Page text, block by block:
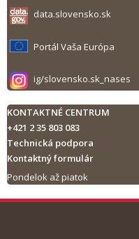
data.slovensko.sk
Portál Vaša Európa
ig/slovensko.sk_nases
KONTAKTNÉ CENTRUM
+421 2 35 803 083
Technická podpora
Kontaktný formulár
Pondelok až piatok
Tlač obsahu